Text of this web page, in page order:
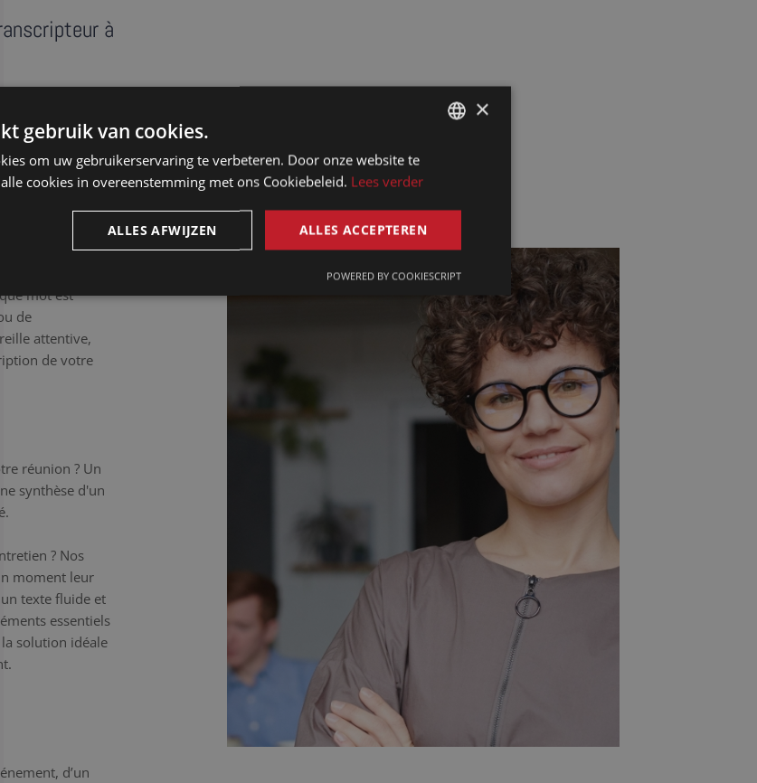
à
entretien ou
au mot
transcripteurs à
souhaitez
langage, les
mot est
de
attentive,
de votre
réunion ? Un
synthèse d'un
? Nos
moment leur
texte fluide et
essentiels
solution idéale
d’un
FRENCH
ENGLISH
×
gebruik van cookies.
om uw gebruikerservaring te verbeteren. Door onze website te
cookies in overeenstemming met ons Cookiebeleid. Lees verder
ALLES ACCEPTEREN
ALLES AFWIJZEN
POWERED BY COOKIESCRIPT